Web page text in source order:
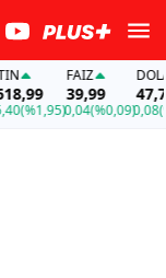
(%1,95)
FAİZ
39,99
0,04(%0,09)
DOLAR
47,70
0,08